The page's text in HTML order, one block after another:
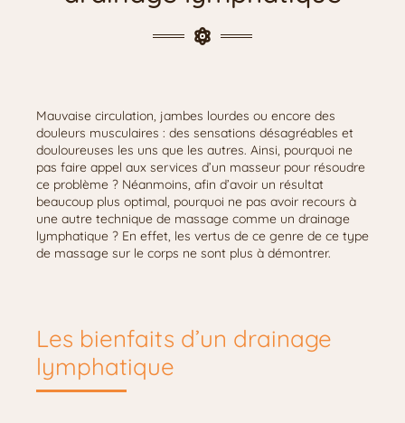
Mauvaise circulation, jambes lourdes ou encore des
douleurs musculaires : des sensations désagréables et
douloureuses les uns que les autres. Ainsi, pourquoi ne
pas faire appel aux services d’un masseur pour résoudre
ce problème ? Néanmoins, afin d’avoir un résultat
beaucoup plus optimal, pourquoi ne pas avoir recours à
une autre technique de massage comme un drainage
lymphatique ? En effet, les vertus de ce genre de ce type
de massage sur le corps ne sont plus à démontrer.
Les bienfaits d’un drainage
lymphatique